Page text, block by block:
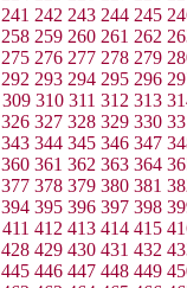
241 242 243 244 245
258 259 260 261 262
275 276 277 278 279
292 293 294 295 296
309 310 311 312 313
326 327 328 329 330
343 344 345 346 347
360 361 362 363 364
377 378 379 380 381
394 395 396 397 398
411 412 413 414 415
428 429 430 431 432
445 446 447 448 449